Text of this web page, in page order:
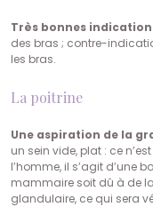
Très bonnes
des bras ; contre-
les bras.
La poitrine
Une aspiration de la
un sein vide, plat : ce
l’homme, il s’agit d’une
mammaire soit dû à de
glandulaire, ce qui sera